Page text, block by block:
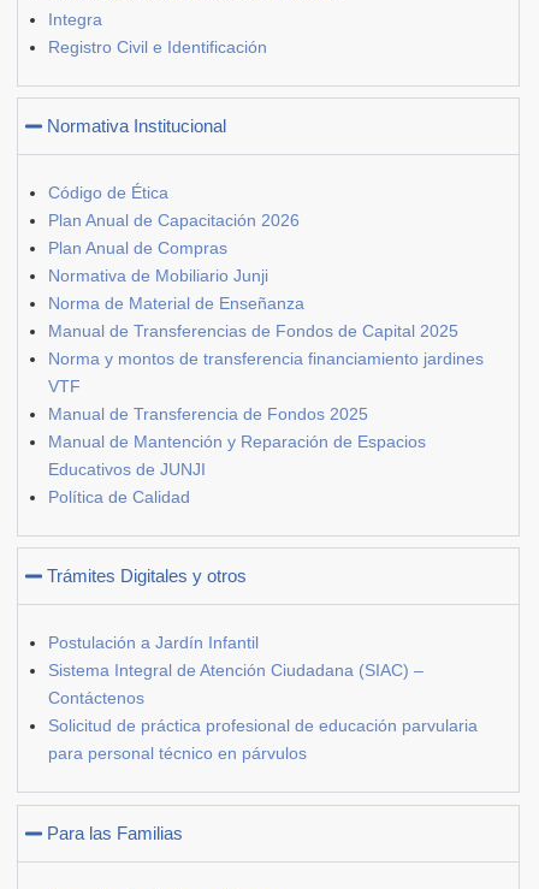
Integra
Registro Civil e Identificación
Normativa Institucional
Código de Ética
Plan Anual de Capacitación 2026
Plan Anual de Compras
Normativa de Mobiliario Junji
Norma de Material de Enseñanza
Manual de Transferencias de Fondos de Capital 2025
Norma y montos de transferencia financiamiento jardines
VTF
Manual de Transferencia de Fondos 2025
Manual de Mantención y Reparación de Espacios
Educativos de JUNJI
Política de Calidad
Trámites Digitales y otros
Postulación a Jardín Infantil
Sistema Integral de Atención Ciudadana (SIAC) –
Contáctenos
Solicitud de práctica profesional de educación parvularia
para personal técnico en párvulos
Para las Familias